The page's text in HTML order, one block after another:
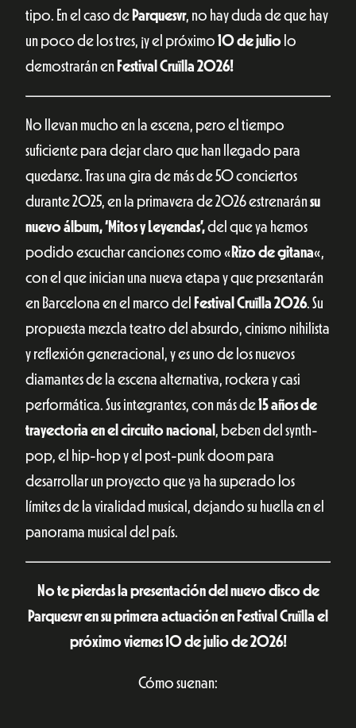
tipo. En el caso de Parquesvr, no hay duda de que hay
un poco de los tres, ¡y el próximo 10 de julio lo
demostrarán en Festival Cruïlla 2026!
No llevan mucho en la escena, pero el tiempo
suficiente para dejar claro que han llegado para
quedarse. Tras una gira de más de 50 conciertos
durante 2025, en la primavera de 2026 estrenaránsu
nuevo álbum, ‘Mitos y Leyendas’,del que ya hemos
podido escuchar canciones como « Rizo de gitana«,
con el que inician una nueva etapa y que presentarán
en Barcelona en el marco del Festival Cruïlla 2026. Su
propuesta mezcla teatro del absurdo, cinismo nihilista
y reflexión generacional, y es uno de los nuevos
diamantes de la escena alternativa, rockera y casi
performática. Sus integrantes, con más de15 años de
trayectoria en el circuito nacional , beben del synth-
pop, el hip-hop y el post-punk doom para
desarrollar un proyecto que ya ha superado los
límites de la viralidad musical, dejando su huella en el
panorama musical del país.
No te pierdas la presentación del nuevo disco de
Parquesvr en su primera actuación en Festival Cruïlla el
próximo viernes 10 de julio de 2026!
Cómo suenan: